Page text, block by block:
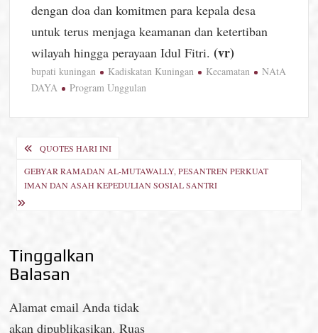
dengan doa dan komitmen para kepala desa
untuk terus menjaga keamanan dan ketertiban
wilayah hingga perayaan Idul Fitri.(vr)
bupati kuningan Kadiskatan Kuningan Kecamatan
NAtA
DAYA
Program Unggulan
Navigasi
pos
QUOTES HARI INI
GEBYAR RAMADAN AL-MUTAWALLY, PESANTREN PERKUAT
IMAN DAN ASAH KEPEDULIAN SOSIAL SANTRI
Tinggalkan
Balasan
Alamat email Anda tidak
akan dipublikasikan. Ruas